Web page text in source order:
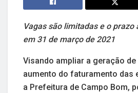
Vagas são limitadas e o prazo
em 31 de março de 2021
Visando ampliar a geração
aumento do faturamento das
a Prefeitura de Campo Bom,